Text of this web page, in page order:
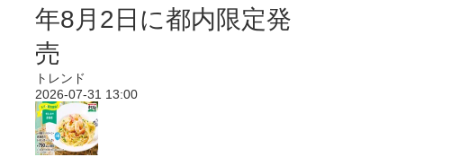
年8月2日に都内限定発
売
トレンド
2026-07-31 13:00